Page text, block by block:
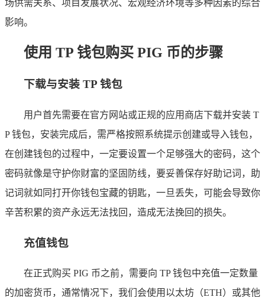
场供需关系、项目发展状况、宏观经济环境等多种因素的综合
影响。
使用 TP 钱包购买 PIG 币的步骤
下载与安装 TP 钱包
用户首先需要在官方网站或正规的应用商店下载并安装 T
P 钱包，安装完成后，需严格按照系统提示创建或导入钱包，
在创建钱包的过程中，一定要设置一个足够强大的密码，这个
密码就像是守护你财富的坚固防线，要妥善保存好助记词，助
记词就如同打开你钱包宝藏的钥匙，一旦丢失，可能会导致你
辛苦积累的资产永远无法找回，造成无法挽回的损失。
充值钱包
在正式购买 PIG 币之前，需要向 TP 钱包中充值一定数量
的加密货币，通常情况下，我们会使用以太坊（ETH）或其他